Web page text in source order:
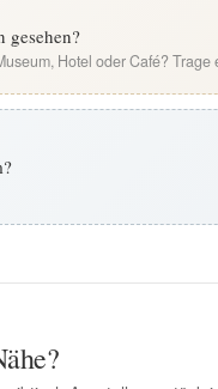
gesehen?
Hotel oder Café? Trage